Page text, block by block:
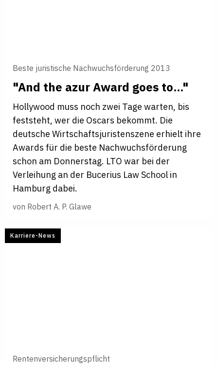
Beste juristische Nachwuchsförderung 2013
"And the azur Award goes to..."
Hollywood muss noch zwei Tage warten, bis
feststeht, wer die Oscars bekommt. Die
deutsche Wirtschaftsjuristenszene erhielt ihre
Awards für die beste Nachwuchsförderung
schon am Donnerstag. LTO war bei der
Verleihung an der Bucerius Law School in
Hamburg dabei.
von Robert A. P. Glawe
Karriere-News
Rentenversicherungspflicht